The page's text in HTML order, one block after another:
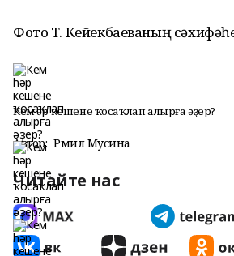
Фото Т. Кейекбаеваның
Кем һәр кешене ҡосаҡлап алырға әҙер?
Автор: Рәмилә Мусина
Читайте нас